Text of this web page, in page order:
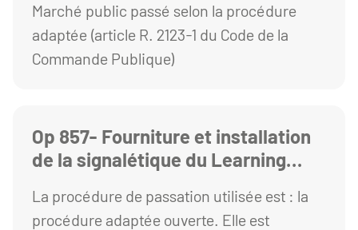
installations de ventilations
hygiéniques et spécifiques du
bâtiment 5 de chimie Chauffage
Marché public passé selon la procédure
adaptée (article R. 2123-1 du Code de la
Commande Publique)
Op 857- Fourniture et installation
de la signalétique du Learning
La procédure de passation utilisée est : la
procédure adaptée ouverte. Elle est